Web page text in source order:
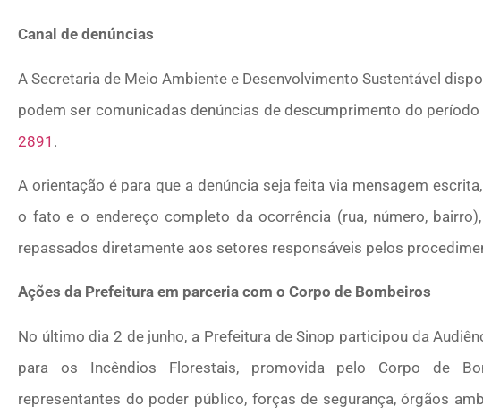
Canal de denúncias
A Secretaria de Meio Ambiente e Desenvolvimento Sustentável
podem ser comunicadas denúncias de descumprimento do
2891 .
A orientação é para que a denúncia seja feita via mensagem
o fato e o endereço completo da ocorrência (rua, número,
repassados diretamente aos setores responsáveis pelos
Ações da Prefeitura em parceria com o Corpo de Bombeiros
No último dia 2 de junho, a Prefeitura de Sinop participou da
para os Incêndios Florestais, promovida pelo Corpo de
representantes do poder público, forças de segurança, órgãos